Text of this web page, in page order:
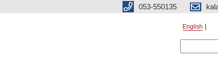
053-550135
English